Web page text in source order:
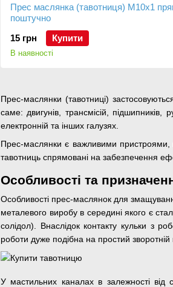
Прес-маслянки (тавотниці)
саме: двигунів, трансмісій,
електронній та інших галузях.
Прес-маслянки є важливими пристроями,
тавотниць спрямовані на забезпечення
Особливості та
Особливості прес-маслянок для
металевого виробу в середині якого є
солідол). Внаслідок контакту кульки з
роботи дуже подібна на простий зворотній
У мастильних каналах в залежності від
Прес маслянка (тавотниця) М10х1
поштучно
15 грн
Купити
В наявності